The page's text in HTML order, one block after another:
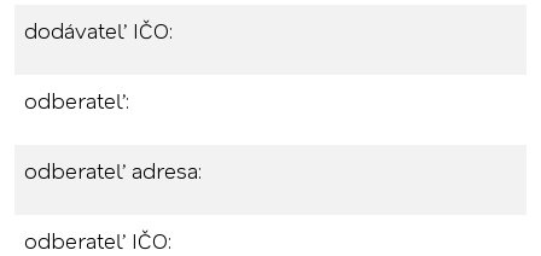
dodávateľ IČO:
odberateľ:
odberateľ adresa:
odberateľ IČO: